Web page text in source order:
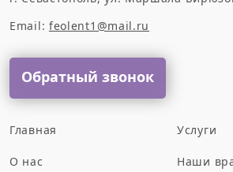
Email: feolent1@mail.ru
Обратный звонок
Главная Услуги
О нас Наши